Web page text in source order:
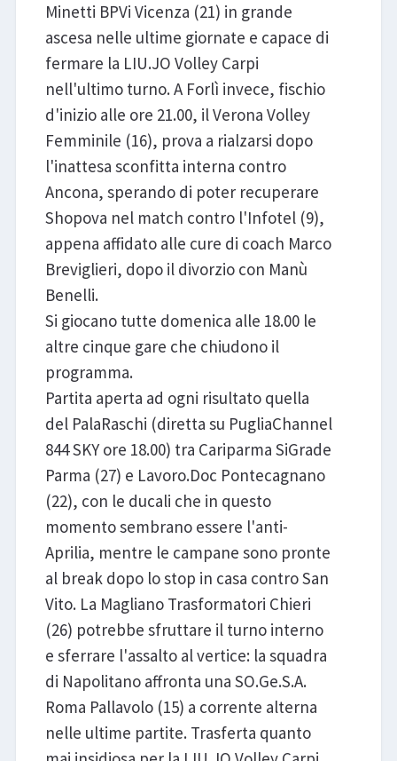
Minetti BPVi Vicenza (21) in grande
ascesa nelle ultime giornate e capace di
fermare la LIU.JO Volley Carpi
nell'ultimo turno. A Forlì invece, fischio
d'inizio alle ore 21.00, il Verona Volley
Femminile (16), prova a rialzarsi dopo
l'inattesa sconfitta interna contro
Ancona, sperando di poter recuperare
Shopova nel match contro l'Infotel (9),
appena affidato alle cure di coach Marco
Breviglieri, dopo il divorzio con Manù
Benelli.
Si giocano tutte domenica alle 18.00 le
altre cinque gare che chiudono il
programma.
Partita aperta ad ogni risultato quella
del PalaRaschi (diretta su PugliaChannel
844 SKY ore 18.00) tra Cariparma SiGrade
Parma (27) e Lavoro.Doc Pontecagnano
(22), con le ducali che in questo
momento sembrano essere l'anti-
Aprilia, mentre le campane sono pronte
al break dopo lo stop in casa contro San
Vito. La Magliano Trasformatori Chieri
(26) potrebbe sfruttare il turno interno
e sferrare l'assalto al vertice: la squadra
di Napolitano affronta una SO.Ge.S.A.
Roma Pallavolo (15) a corrente alterna
nelle ultime partite. Trasferta quanto